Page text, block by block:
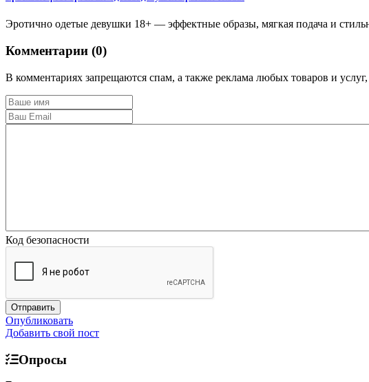
Эротично одетые девушки 18+ — эффектные образы, мягкая подача и
Комментарии (0)
В комментариях запрещаются спам, а также реклама любых товаров и
Код безопасности
Опубликовать
Добавить свой пост
Опросы